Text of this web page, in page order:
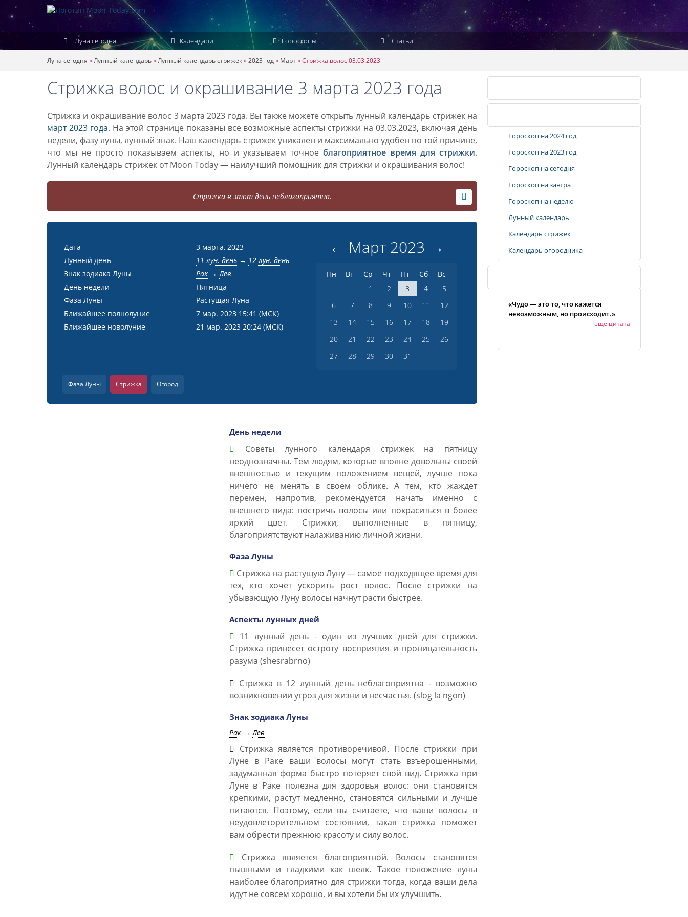
Луна сегодня Календари Гороскопы Статьи
Луна сегодня »Лунный календарь»Лунный календарь стрижек»2023 год» Март»Стрижка волос 03.03.2023
Стрижка волос и окрашивание 3 марта 2023 года
Стрижка и окрашивание волос 3 марта 2023 года. Вы также можете открыть лунный календарь стрижек на
март 2023 года. На этой странице показаны все возможные аспекты стрижки на 03.03.2023, включая день
недели, фазу луны, лунный знак. Наш календарь стрижек уникален и максимально удобен по той причине,
что мы не просто показываем аспекты, но и указываем точное благоприятное время для стрижки.
Лунный календарь стрижек от Moon Today — наилучший помощник для стрижки и окрашивания волос!
Стрижка в этот день неблагоприятна.
Дата
3 марта, 2023
Лунный день
11 лун. день → 12 лун. день
Знак зодиака Луны
Рак→Лев
День недели
Пятница
Фаза Луны
Растущая Луна
Ближайшее полнолуние
7 мар. 2023 15:41 (МСК)
Ближайшее новолуние
21 мар. 2023 20:24 (МСК)
← Март 2023 →
Пн Вт Ср Чт Пт Сб
Вс
1
2 3 4
5
6
7 8 9 10 11
12
13
14 15 16 17 18
19
20
21 22 23 24 25
26
27
28 29 30 31
Фаза Луны Стрижка Огород
День недели
Советы лунного календаря стрижек на пятницу
неоднозначны. Тем людям, которые вполне довольны своей
внешностью и текущим положением вещей, лучше пока
ничего не менять в своем облике. А тем, кто жаждет
перемен, напротив, рекомендуется начать именно с
внешнего вида: постричь волосы или покраситься в более
яркий цвет. Стрижки, выполненные в пятницу,
благоприятствуют налаживанию личной жизни.
Фаза Луны
Стрижка на растущую Луну — самое подходящее время для
тех, кто хочет ускорить рост волос. После стрижки на
убывающую Луну волосы начнут расти быстрее.
Аспекты лунных дней
11 лунный день - один из лучших дней для стрижки.
Стрижка принесет остроту восприятия и проницательность
разума (shesrabrno)
Стрижка в 12 лунный день неблагоприятна - возможно
возникновении угроз для жизни и несчастья. (slog la ngon)
Знак зодиака Луны
Рак→Лев
Стрижка является противоречивой. После стрижки при
Луне в Раке ваши волосы могут стать взъерошенными,
задуманная форма быстро потеряет свой вид. Стрижка при
Луне в Раке полезна для здоровья волос: они становятся
крепкими, растут медленно, становятся сильными и лучше
питаются. Поэтому, если вы считаете, что ваши волосы в
неудовлеторительном состоянии, такая стрижка поможет
вам обрести прежнюю красоту и силу волос.
Стрижка является благоприятной. Волосы становятся
пышными и гладкими как шелк. Такое положение луны
наиболее благоприятно для стрижки тогда, когда ваши дела
идут не совсем хорошо, и вы хотели бы их улучшить.
Гороскоп на 2024 год
Гороскоп на 2023 год
Гороскоп на сегодня
Гороскоп на завтра
Гороскоп на неделю
Лунный календарь
Календарь стрижек
Календарь огородника
«Чудо — это то, что кажется
невозможным, но происходит.»
еще цитата